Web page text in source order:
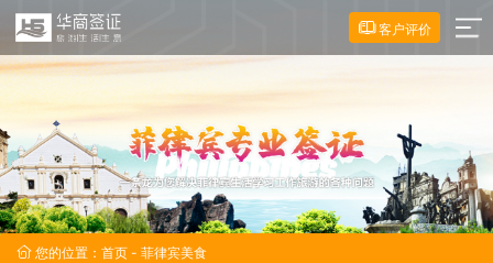
客户评价
您的位置： 首页 - 菲律宾美食